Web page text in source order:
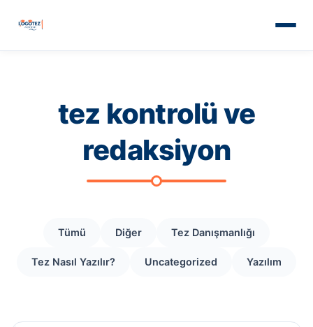
tez kontrolü ve
redaksiyon
Tümü Diğer Tez Danışmanlığı
Tez Nasıl Yazılır? Uncategorized Yazılım